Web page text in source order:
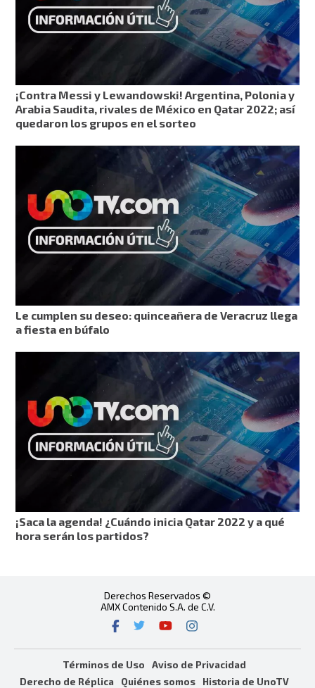
¡Contra Messi y Lewandowski! Argentina, Polonia y
Arabia Saudita, rivales de México en Qatar 2022; así
quedaron los grupos en el sorteo
Le cumplen su deseo: quinceañera de Veracruz llega
a fiesta en búfalo
¡Saca la agenda! ¿Cuándo inicia Qatar 2022 y a qué
hora serán los partidos?
Derechos Reservados ©
AMX Contenido S.A. de C.V.
Términos de Uso
Aviso de Privacidad
Derecho de Réplica
Quiénes somos Historia de UnoTV